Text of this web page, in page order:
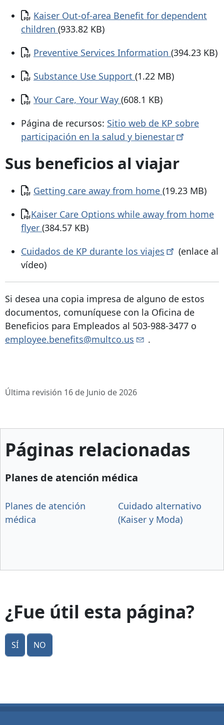
Documento
Kaiser Out-of-area Benefit for dependent
children (933.82 KB)
Documento
Preventive Services Information (394.23 KB)
Documento
Substance Use Support (1.22 MB)
Documento
Your Care, Your Way (608.1 KB)
Página de recursos: Sitio web de KP sobre
participación en la salud y bienestar
Sus beneficios al viajar
Documento
Getting care away from home (19.23 MB)
Documento
​​​​​​​Kaiser Care Options while away from home
flyer (384.57 KB)
Cuidados de KP durante los viajes
(enlace al
vídeo)
Si desea una copia impresa de alguno de estos
documentos, comuníquese con la Oficina de
Beneficios para Empleados al 503-988-3477 o
employee.benefits@multco.us
.
Última revisión 16 de Junio de 2026
Páginas relacionadas
Planes de atención médica
Planes de atención
médica
Cuidado alternativo
(Kaiser y Moda)
¿Fue útil esta página?
Sí No